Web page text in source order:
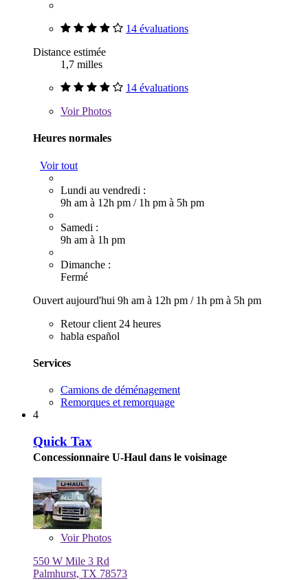
14 évaluations
Distance estimée
1,7 milles
14 évaluations
VoirPhotos
Heures normales
Voir tout
Lundi au vendredi :
9h am à 12h pm / 1h pm à 5h pm
Samedi :
9h am à 1h pm
Dimanche :
Fermé
Ouvert aujourd'hui 9h am à 12h pm / 1h pm à 5h pm
Retour client 24 heures
habla español
Services
Camions de déménagement
Remorques et remorquage
4
Quick Tax
Concessionnaire U-Haul dans le voisinage
VoirPhotos
550 W Mile 3 Rd
Palmhurst, TX 78573